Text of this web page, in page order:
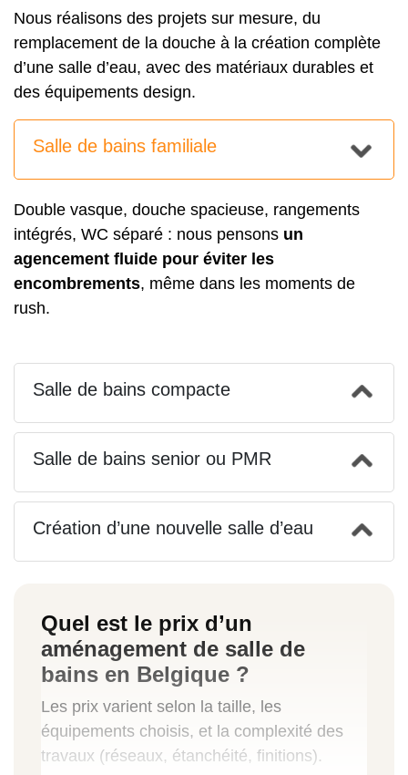
Nous réalisons des projets sur mesure, du
remplacement de la douche à la création complète
d’une salle d’eau, avec des matériaux durables et
des équipements design.
Salle de bains familiale
Double vasque, douche spacieuse, rangements
intégrés, WC séparé : nous pensons un
agencement fluide pour éviter les
encombrements, même dans les moments de
rush.
Salle de bains compacte
Salle de bains senior ou PMR
Création d’une nouvelle salle d’eau
Quel est le prix d’un
aménagement de salle de
bains en Belgique ?
Les prix varient selon la taille, les
équipements choisis, et la complexité des
travaux (réseaux, étanchéité, finitions).